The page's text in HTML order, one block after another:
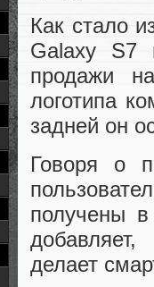
Как стало
Galaxy S7
продажи
логотипа
задней он
Говоря о
получены
делает